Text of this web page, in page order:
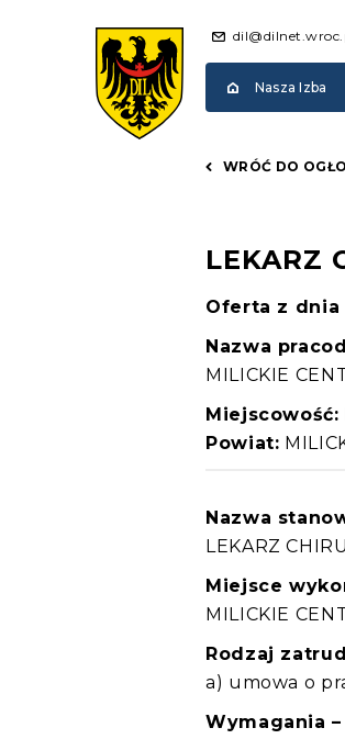
Nasza Izba
WRÓĆ DO
LEKARZ
Oferta z dnia
Nazwa
MILICKIE
Miejscowość:
Powiat:
Nazwa
LEKARZ
Miejsce
MILICKIE
Rodzaj
a) umowa o
Wymagania